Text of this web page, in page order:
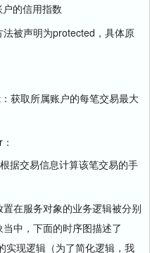
的信用指数
被声明为protected，具体原
获取所属账户的每笔交易最大
据交易信息计算该笔交易的手
在服务对象的业务逻辑被分别
中，下面的时序图描述了
实现逻辑（为了简化逻辑，我